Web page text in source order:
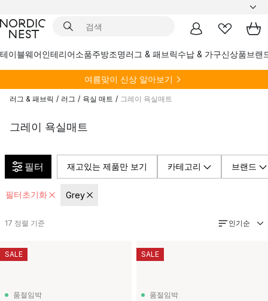
테이블웨어인테리어소품주방조명러그 & 패브릭수납 & 가구신상품브랜
여름맞이 신상 알아보기
러그 & 패브릭 / 러그 / 욕실 매트 / 그레이 욕실매트
그레이 욕실매트
필터 재고있는 제품만 보기 카테고리 브랜드
필터초기화 Grey
17 정렬 기준 인기순
품절임박
SALE
품절임박
SALE